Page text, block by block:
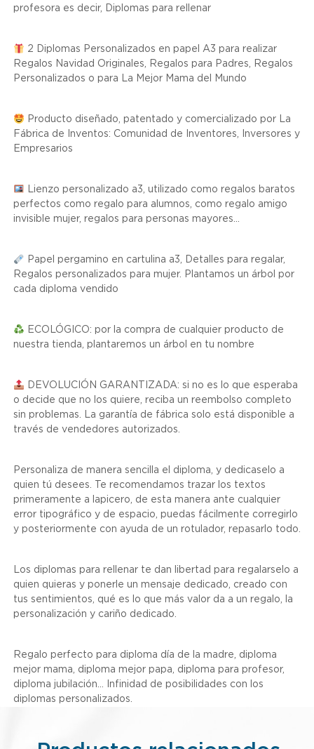
profesora es decir, Diplomas para rellenar
2 Diplomas Personalizados en papel A3 para realizar
Regalos Navidad Originales, Regalos para Padres, Regalos
Personalizados o para La Mejor Mama del Mundo
Producto diseñado, patentado y comercializado por La
Fábrica de Inventos: Comunidad de Inventores, Inversores y
Empresarios
Lienzo personalizado a3, utilizado como regalos baratos
perfectos como regalo para alumnos, como regalo amigo
invisible mujer, regalos para personas mayores...
Papel pergamino en cartulina a3, Detalles para regalar,
Regalos personalizados para mujer. Plantamos un árbol por
cada diploma vendido
ECOLÓGICO: por la compra de cualquier producto de
nuestra tienda, plantaremos un árbol en tu nombre
DEVOLUCIÓN GARANTIZADA: si no es lo que esperaba
o decide que no los quiere, reciba un reembolso completo
sin problemas. La garantía de fábrica solo está disponible a
través de vendedores autorizados.
Personaliza de manera sencilla el diploma, y dedicaselo a
quien tú desees. Te recomendamos trazar los textos
primeramente a lapicero, de esta manera ante cualquier
error tipográfico y de espacio, puedas fácilmente corregirlo
y posteriormente con ayuda de un rotulador, repasarlo todo.
Los diplomas para rellenarte dan libertad para regalarselo a
quien quieras y ponerle un mensaje dedicado, creado con
tus sentimientos, qué es lo que más valor da a un regalo, la
personalización y cariño dedicado.
Regalo perfecto para diploma día de la madre, diploma
mejor mama, diploma mejor papa, diploma para profesor,
diploma jubilación... Infinidad de posibilidades con los
diplomas personalizados.